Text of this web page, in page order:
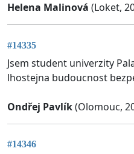
Helena Malinová (Loket,
#14335
Jsem student univerzity
lhostejna budoucnost
Ondřej Pavlík(Olomouc,
#14346